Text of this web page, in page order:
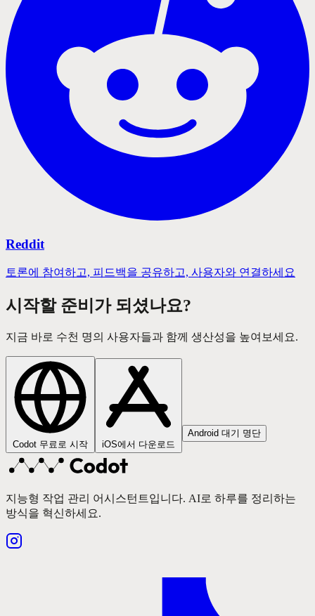
Reddit
토론에 참여하고, 피드백을 공유하고, 사용자와 연결하세요
시작할 준비가 되셨나요?
지금 바로 수천 명의 사용자들과 함께 생산성을 높여보세요.
Codot 무료로 시작 iOS에서 다운로드
Android 대기 명단
지능형 작업 관리 어시스턴트입니다. AI로 하루를 정리하는
방식을 혁신하세요.